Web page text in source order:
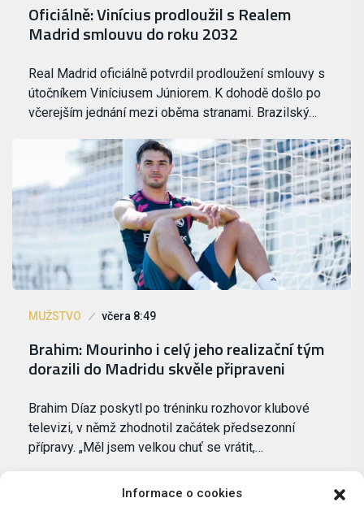
Informace o cookies
Oficiálně: Vinícius prodloužil s Realem
Madrid smlouvu do roku 2032
Real Madrid oficiálně potvrdil prodloužení smlouvy s
útočníkem Viníciusem Júniorem. K dohodě došlo po
včerejším jednání mezi oběma stranami. Brazilský…
MUŽSTVO včera 8:49
Brahim: Mourinho i celý jeho realizační tým
dorazili do Madridu skvěle připraveni
Brahim Díaz poskytl po tréninku rozhovor klubové
televizi, v němž zhodnotil začátek předsezonní
přípravy. „Měl jsem velkou chuť se vrátit,…